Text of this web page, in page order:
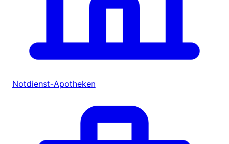
Notdienst-Apotheken